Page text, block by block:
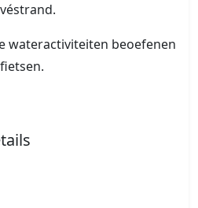
wateractiviteiten beoefenen